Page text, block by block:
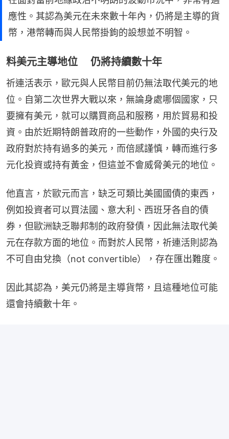
應性。其認為美元在未來數十年內，仍將是主導的貨
幣，港幣轉而與人民幣掛鉤的設想並不明智。
料美元主導地位 仍將持續數十年
祈連活表示，歐元與人民幣目前仍無法取代美元的地
位。自第二次世界大戰以來，無論身處哪個國家，只
要擁有美元，就可以購買商品和服務，用於貿易和投
資。由於近期特朗普政府的一些動作，外國的央行及
政府對於持有過多的美元，而倍感謹慎，轉而進行多
元化投資或持有黃金，但這並不會威脅美元的地位。
他直言，於歐元而言，缺乏可類比美國國債的東西，
例如投資者可以買法國、意大利、西班牙各自的債
券，但歐洲缺乏聯邦制的政府發債，因此無法取代美
元在存款方面的地位。而對於人民幣，祈連活則認為
不可自由兌換（not convertible），存在匯出難度。
因此其認為，美元仍將是主導貨幣，且這種地位可能
還會持續數十年。